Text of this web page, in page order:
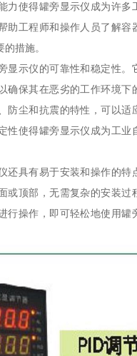
力使得罐旁显示仪成为许多
助工程师和操作人员了解容
措施。
显示仪的可靠性和稳定性。
确保其在恶劣的工作环境下
防尘和抗震的特性，可以适
性使得罐旁显示仪成为工业
还具有易于安装和操作的特
或顶部，无需复杂的安装过
行操作，即可轻松地使用罐